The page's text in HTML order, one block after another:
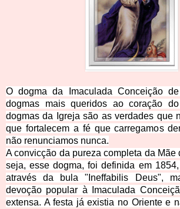
O dogma da Imaculada Conceição
dogmas mais queridos ao coração
dogmas da Igreja são as verdades que
que fortalecem a fé que carregamos
não renunciamos nunca.
A convicção da pureza completa da Mãe
seja, esse dogma, foi definida em
através da bula "Ineffabilis Deus",
devoção popular à Imaculada
extensa. A festa já existia no Oriente e